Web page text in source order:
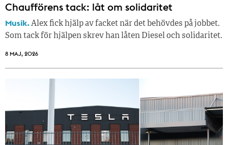
Chaufförens tack: låt om solidaritet
Musik.Alex fick hjälp av facket när det behövdes på jobbet.
Som tack för hjälpen skrev han låten Diesel och solidaritet.
8 MAJ, 2026